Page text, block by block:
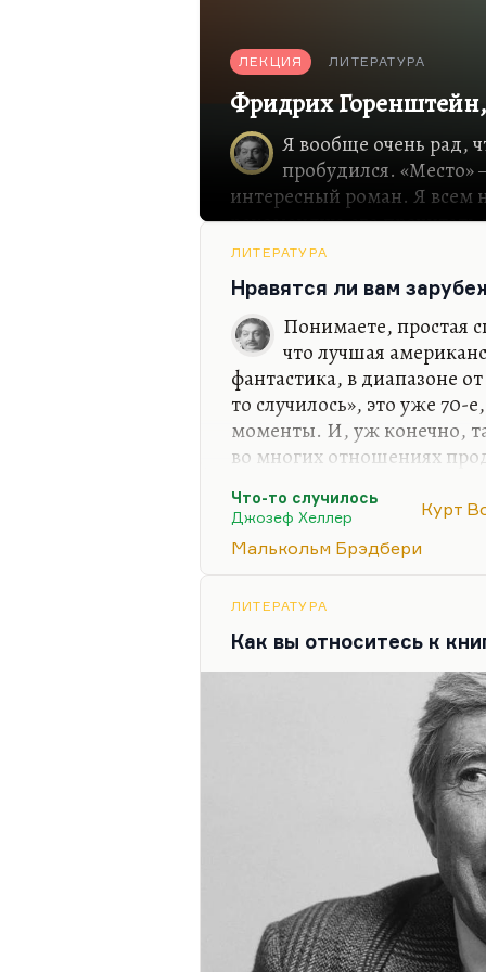
ЛЕКЦИЯ ЛИТЕРАТУРА
Фридрих
Я вообще очень рад,
пробудился. «Место»
интересный роман. Я всем
рекомендую его
читается. За счет чего? За
Понимаете, бывает точной
который жил в общежитии
гостинице, или в доме
жестокой точности, с
запахи людей, которые
и работают круглые
которые возникают в
какие-то влияния, на чью-
ЛИТЕРАТУРА
Нравятся ли вам
Понимаете, простая
что лучшая
фантастика, в диапазоне
то случилось», это уже 70-
моменты. И, уж конечно,
во многих отношениях
создали. Стилистическая
выдерживает никакого
стилистическими
монстр», или «Bend
или «Бледный огонь», что
Что-то случилось
Джозеф Хеллер
Курт
Малькольм Брэдбери
ЛИТЕРАТУРА
Как вы относитесь к